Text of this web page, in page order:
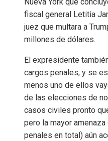
Nueva York que
fiscal general Letitia
juez que multara a
millones de dólares.
El expresidente
cargos penales, y se
menos uno de ellos
de las elecciones de
casos civiles pronto
pero la mayor
penales en total) aún